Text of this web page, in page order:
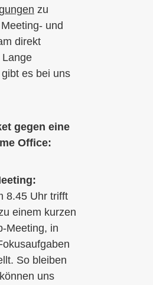
zu
und
direkt
es bei uns
gegen eine
Office:
8.45 Uhr trifft
einem kurzen
Meeting, in
So bleiben
uns